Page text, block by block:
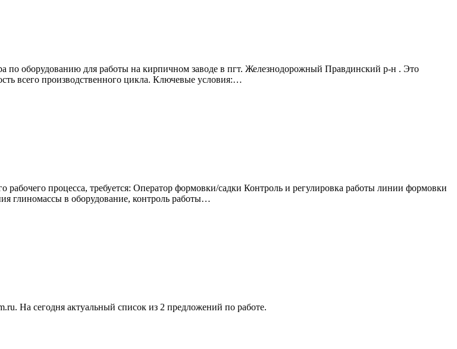
по оборудованию для работы на кирпичном заводе в пгт. Железнодорожный Правдинский р-н . Это
всего производственного цикла. Ключевые условия:…
процесса, требуется: Оператор формовки/садки Контроль и регулировка работы линии формовки
глиномассы в оборудование, контроль работы…
На сегодня актуальный список из 2 предложений по работе.